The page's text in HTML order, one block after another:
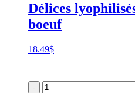
Délices
boeuf
18.49$
-